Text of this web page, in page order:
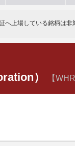
へ上場している銘柄は非
） 【WHR